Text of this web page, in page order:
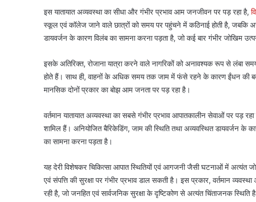
इस यातायात अव्यवस्था का सीधा और गंभीर प्रभाव आम जनजीवन पर पड़ रहा है,
स्कूल एवं कॉलेज जाने वाले छात्रों को समय पर पहुंचने में कठिनाई होती है, जबकि
डायवर्जन के कारण विलंब का सामना करना पड़ता है, जो कई बार गंभीर जोखिम
इसके अतिरिक्त, रोजाना यात्रा करने वाले नागरिकों को अनावश्यक रूप से लंबा
होते हैं। साथ ही, वाहनों के अधिक समय तक जाम में फंसे रहने के कारण ईंधन की
मानसिक दोनों प्रकार का बोझ आम जनता पर पड़ रहा है।
वर्तमान यातायात अव्यवस्था का सबसे गंभीर प्रभाव आपातकालीन सेवाओं पर पड़
शामिल हैं। अनियोजित बैरिकेडिंग, जाम की स्थिति तथा अव्यवस्थित डायवर्जन
का सामना करना पड़ता है।
यह देरी विशेषकर चिकित्सा आपात स्थितियों एवं आगजनी जैसी घटनाओं में अत्यंत
एवं संपत्ति की सुरक्षा पर गंभीर प्रभाव डाल सकती है। इस प्रकार, वर्तमान
रही है, जो जनहित एवं सार्वजनिक सुरक्षा के दृष्टिकोण से अत्यंत चिंताजनक स्थिति